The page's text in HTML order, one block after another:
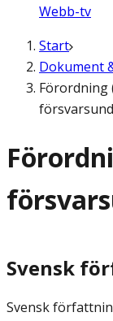
Webb-tv
Start
Dokument
Förordning
Svensk
Svensk